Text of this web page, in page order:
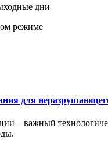
дни
режиме
для
– важный